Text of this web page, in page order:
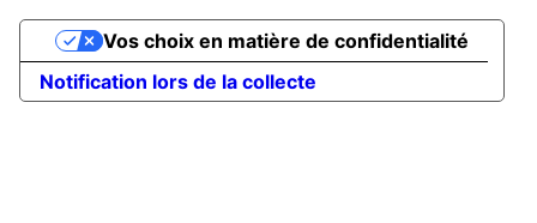
Notification lors de la collecte
Vos choix en matière de confidentialité